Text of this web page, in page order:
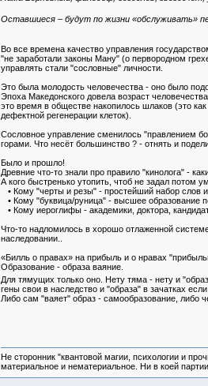
Оставшиеся – будут по жизни «обслуживать»
Во все времена качество управления
"не заработали законы Ману" (о первородном
управлять стали "сословные" личности.
Это была молодость человечества - оно было
Эпоха Македонского довела возраст
это время в обществе накопилось шлаков (это
дефектной регенерации клеток).
Сословное управление сменилось "правлением
горами. Что несёт большинство ? - отнять и
Было и прошло!
Древние что-то знали про правило "кинолога" -
А кого быстренько утопить, чтоб не задал
• Кому "черты и резы" - простейший набор слов
• Кому "буквица/руница" - высшее образование
• Кому иероглифы - академики, доктора,
Что-то надломилось в хорошо отлаженной
наследовании..
«Билль о правах» на прибыль и о нравах
Образование - образа ваяние.
Для тямущих только оно. Нету тяма - нету и
гены свои в наследство и "образа" в зачатках
Либо сам "ваяет" образ - самообразование, либо
Не сторонник "квантовой магии, психологии и
материальное и нематериальное. Ни в коей